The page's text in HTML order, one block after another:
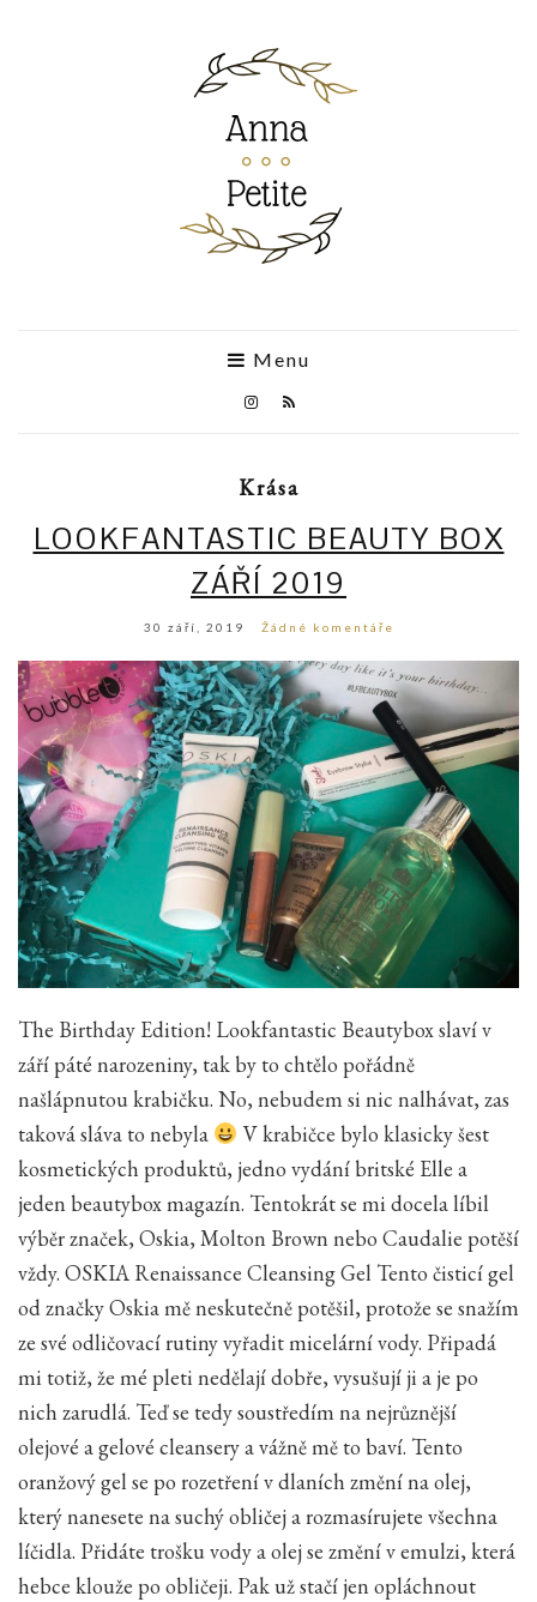
Menu
Krása
LOOKFANTASTIC BEAUTY BOX
ZÁŘÍ 2019
30 září, 2019 Žádné komentáře
The Birthday Edition! Lookfantastic Beautybox slaví v
září páté narozeniny, tak by to chtělo pořádně
našlápnutou krabičku. No, nebudem si nic nalhávat, zas
taková sláva to nebyla
V krabičce bylo klasicky šest
kosmetických produktů, jedno vydání britské Elle a
jeden beautybox magazín. Tentokrát se mi docela líbil
výběr značek, Oskia, Molton Brown nebo Caudalie potěší
vždy. OSKIA Renaissance Cleansing Gel Tento čisticí gel
od značky Oskia mě neskutečně potěšil, protože se snažím
ze své odličovací rutiny vyřadit micelární vody. Připadá
mi totiž, že mé pleti nedělají dobře, vysušují ji a je po
nich zarudlá. Teď se tedy soustředím na nejrůznější
olejové a gelové cleansery a vážně mě to baví. Tento
oranžový gel se po rozetření v dlaních změní na olej,
který nanesete na suchý obličej a rozmasírujete všechna
líčidla. Přidáte trošku vody a olej se změní v emulzi, která
hebce klouže po obličeji. Pak už stačí jen opláchnout